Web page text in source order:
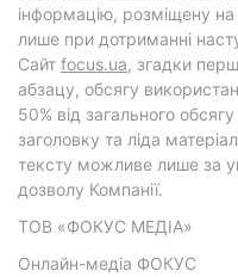
інформацію, розміщену
лише при дотриманні
Cайт focus.ua, згадки
абзацу, обсягу
50% від загального
заголовку та ліда
тексту можливе лише за
дозволу Компанії.
ТОВ «ФОКУС МЕДІА»
Онлайн-медіа ФОКУС